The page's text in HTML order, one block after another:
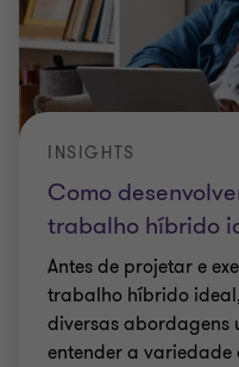
Como
trabalho híbrido
INSIGHTS
Antes de projetar e
trabalho híbrido
diversas abordagens
entender a variedade